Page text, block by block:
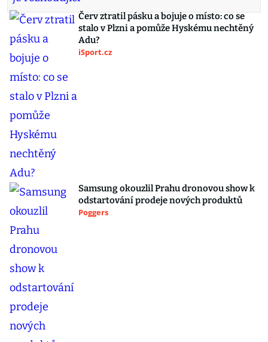
Červ ztratil pásku a bojuje o místo: co se
stalo v Plzni a pomůže Hyskému nechtěný
Adu?
iSport.cz
Samsung okouzlil Prahu dronovou show k
odstartování prodeje nových produktů
Poggers